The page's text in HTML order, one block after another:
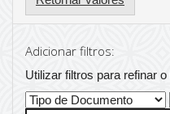
Adicionar filtros:
Utilizar filtros para refinar